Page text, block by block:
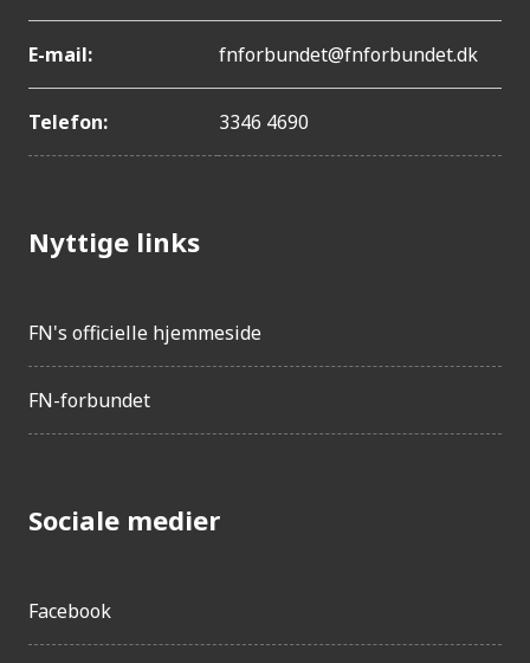
E-mail: fnforbundet@fnforbundet.dk
Telefon: 3346 4690
Nyttige links
FN's officielle hjemmeside
FN-forbundet
Sociale medier
Facebook